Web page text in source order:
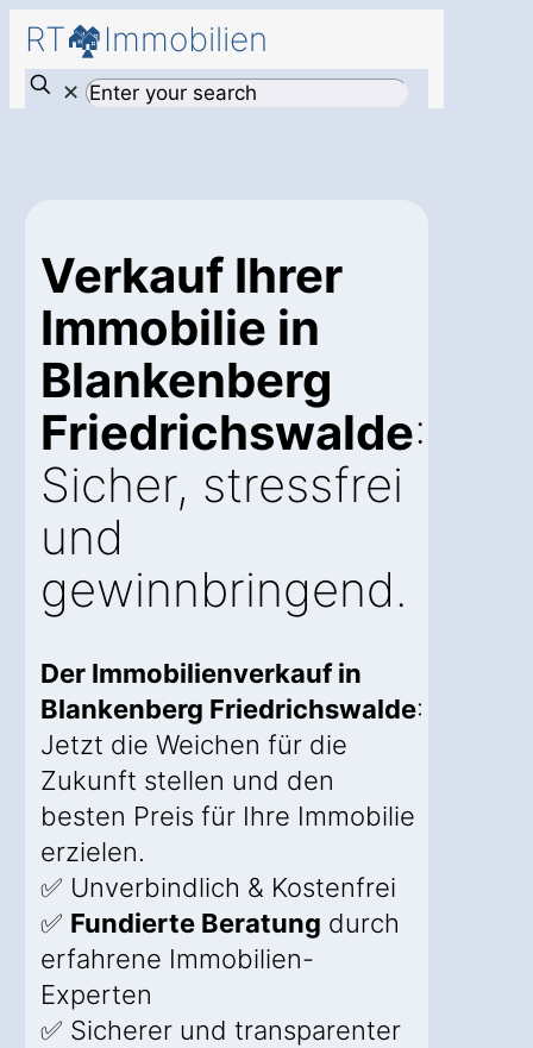
RT🏘️Immobilien
✕
Verkauf Ihrer
Immobilie in
Blankenberg
Friedrichswalde:
Sicher, stressfrei
und
gewinnbringend.
Der Immobilienverkauf in
Blankenberg Friedrichswalde:
Jetzt die Weichen für die
Zukunft stellen und den
besten Preis für Ihre Immobilie
erzielen.
✅ Unverbindlich & Kostenfrei
✅ Fundierte Beratung durch
erfahrene Immobilien-
Experten
✅ Sicherer und transparenter